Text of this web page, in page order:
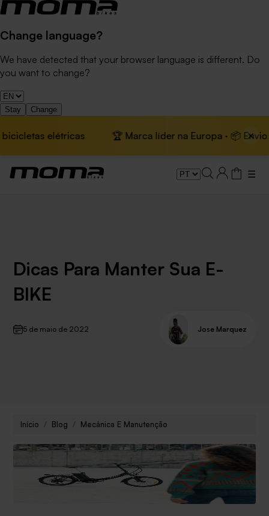
Change language?
We have detected that your browser language is different. Do
you want to change?
Stay Change
elétricas 🏆 Marca líder na Europa · 📦 Envio
×
☰
Dicas Para Manter Sua E-
BIKE
5 de maio de 2022 Jose Marquez
Início Blog Mecânica E Manutenção